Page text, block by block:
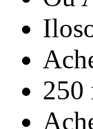
250